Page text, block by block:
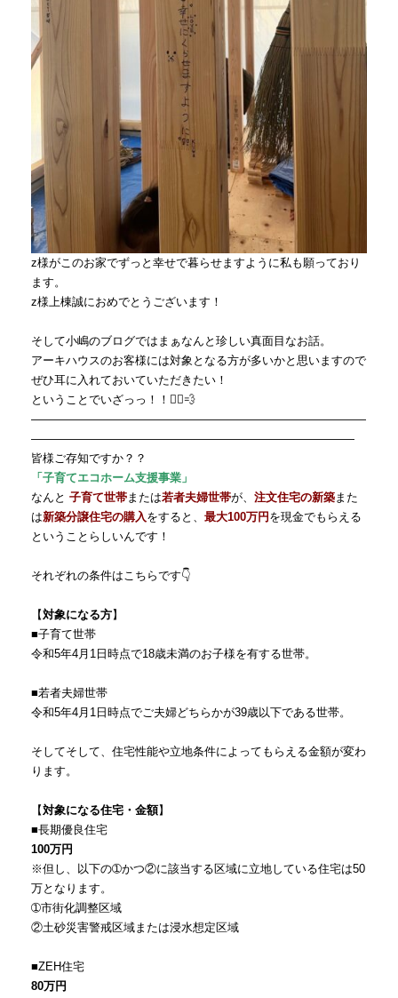
z様がこのお家でずっと幸せで暮らせますように私も願っており
ます。
z様上棟誠におめでとうございます！
そして小嶋のブログではまぁなんと珍しい真面目なお話。
アーキハウスのお客様には対象となる方が多いかと思いますので
ぜひ耳に入れておいていただきたい！
ということでいざっっ！！🏃‍♂️💨
—————————————————————————————
————————————————————————————
皆様ご存知ですか？？
「子育てエコホーム支援事業」
なんと 子育て世帯 または若者夫婦世帯が、 注文住宅の新築 また
は新築分譲住宅の購入 をすると、 最大100万円 を現金でもらえる
ということらしいんです！
それぞれの条件はこちらです👇
【対象になる方】
■子育て世帯
令和5年4月1日時点で18歳未満のお子様を有する世帯。
■若者夫婦世帯
令和5年4月1日時点でご夫婦どちらかが39歳以下である世帯。
そしてそして、住宅性能や立地条件によってもらえる金額が変わ
ります。
【対象になる住宅・金額】
■長期優良住宅
100万円
※但し、以下の➀かつ②に該当する区域に立地している住宅は50
万となります。
➀市街化調整区域
②土砂災害警戒区域または浸水想定区域
■ZEH住宅
80万円